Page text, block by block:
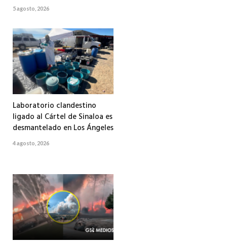
5 agosto, 2026
Laboratorio clandestino
ligado al Cártel de Sinaloa es
desmantelado en Los Ángeles
4 agosto, 2026